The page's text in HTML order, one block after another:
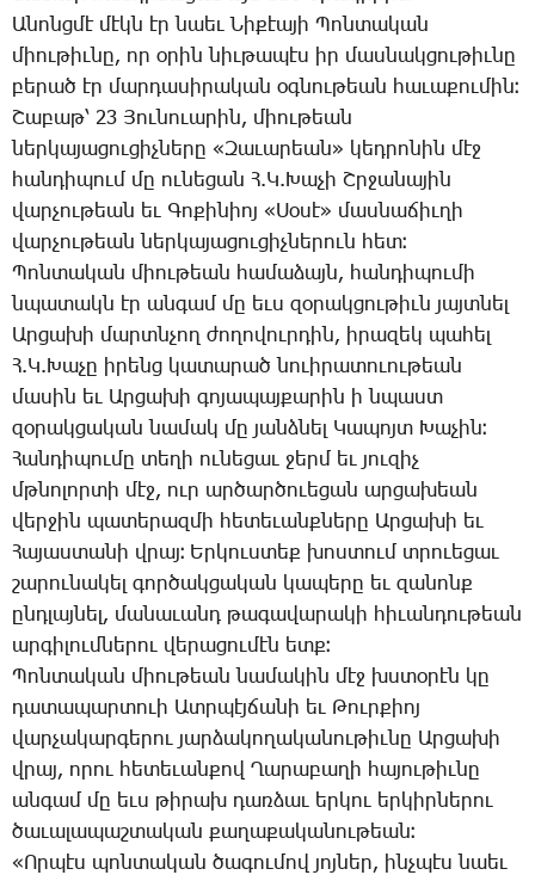
Ա­նոնց­մէ մէկն էր նաեւ ­Նի­քէա­յի ­Պոն­տա­կան
միու­թիւ­նը, որ օ­րին նիւ­թա­պէս իր մաս­նակ­ցու­թիւ­նը
բե­րած էր մար­դա­սի­րա­կան օգ­նու­թեան հա­ւա­քու­մին։
­Շա­բաթ՝ 23 ­Յու­նո­ւա­րին, միու­թեան
ներ­կա­յա­ցու­ցիչ­նե­րը «­Զա­ւա­րեան» կեդ­րո­նին մէջ
հան­դի­պում մը ու­նե­ցան Հ.Կ.­Խա­չի Շր­ջա­նա­յին
վար­չու­թեան եւ ­Գո­քի­նիոյ «­Սօ­սէ» մաս­նա­ճիւ­ղի
վար­չու­թեան ներ­կա­յա­ցու­ցիչ­նե­րուն հետ։
­Պոն­տա­կան միու­թեան հա­մա­ձայն, հան­դի­պու­մի
նպա­տակն էր ան­գամ մը եւս զօ­րակ­ցու­թիւն յայտ­նել
Ար­ցա­խի մարտն­չող ժո­ղո­վուր­դին, ի­րա­զեկ պա­հել
Հ.Կ.­Խա­չը ի­րենց կա­տա­րած նո­ւի­րա­տո­ւու­թեան
մա­սին եւ Ար­ցա­խի գո­յա­պայ­քա­րին ի նպաստ
զօ­րակ­ցա­կան նա­մակ մը յանձ­նել ­Կա­պոյտ ­Խա­չին։
­Հան­դի­պու­մը տե­ղի ու­նե­ցաւ ջերմ եւ յու­զիչ
մթնո­լոր­տի մէջ, ուր ար­ծար­ծո­ւե­ցան ար­ցա­խեան
վեր­ջին պա­տե­րազ­մի հե­տե­ւանք­նե­րը Ար­ցա­խի եւ
­Հա­յաս­տա­նի վրայ։ Եր­կուս­տեք խոս­տում տրո­ւե­ցաւ
շա­րու­նա­կել գոր­ծակ­ցա­կան կա­պե­րը եւ զա­նոնք
ընդ­լայ­նել, մա­նա­ւանդ թա­գա­վա­րա­կի հի­ւան­դու­թեան
ար­գի­լում­նե­րու վե­րա­ցու­մէն ետք։
­Պոն­տա­կան միու­թեան նա­մա­կին մէջ խստօ­րէն կը
դա­տա­պար­տո­ւի Ատր­պէյ­ճա­նի եւ ­Թուր­քիոյ
վար­չա­կար­գե­րու յար­ձա­կո­ղա­կա­նու­թիւ­նը Ար­ցա­խի
վրայ, ո­րու հե­տե­ւան­քով ­Ղա­րա­բա­ղի հա­յու­թիւ­նը
ան­գամ մը եւս թի­րախ դառ­ձաւ եր­կու եր­կիր­նե­րու
ծա­ւա­լա­պաշ­տա­կան քա­ղա­քա­կա­նու­թեան։
«Որ­պէս պոն­տա­կան ծա­գու­մով յոյ­ներ, ինչ­պէս նաեւ